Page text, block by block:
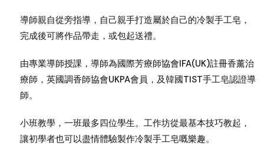
導師親自從旁指導，自己親手打造屬於自己的冷製手工皂，
完成後可將作品帶走，或包起送禮。
由專業導師授課，導師為國際芳療師協會IFA(UK)註冊香薰治
療師，英國調香師協會UKPA會員，及韓國TIST手工皂認證導
師。
小班教學，一班最多四位學生。工作坊從最基本技巧教起，
讓初學者也可以盡情體驗製作冷製手工皂嘅樂趣。